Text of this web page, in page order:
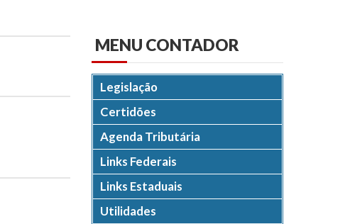
MENU CONTADOR
Legislação
Certidões
Agenda Tributária
Links Federais
Links Estaduais
Utilidades